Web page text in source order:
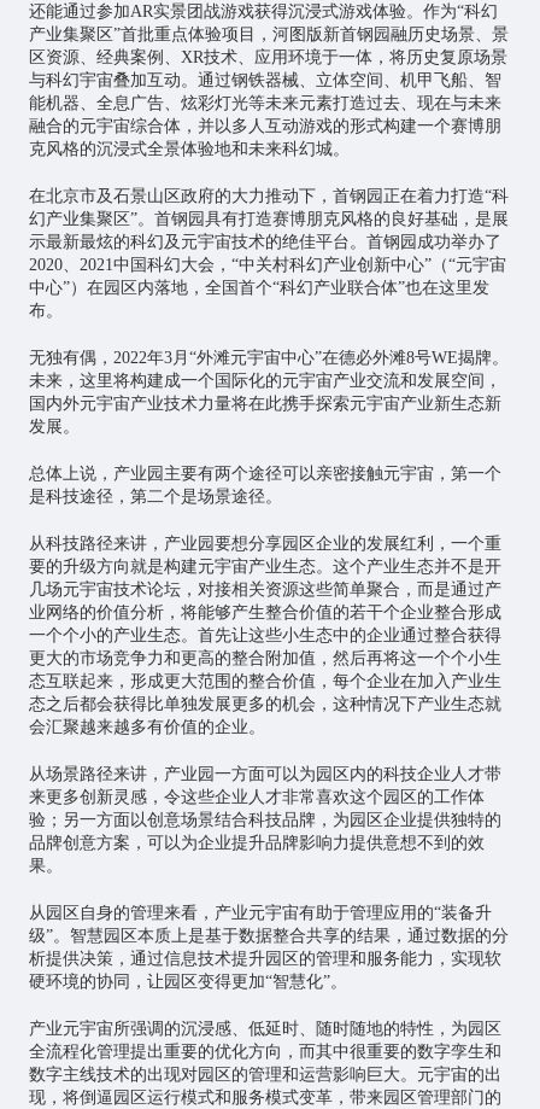
还能通过参加AR实景团战游戏获得沉浸式游戏体验。作为“科幻
产业集聚区”首批重点体验项目，河图版新首钢园融历史场景、景
区资源、经典案例、XR技术、应用环境于一体，将历史复原场景
与科幻宇宙叠加互动。通过钢铁器械、立体空间、机甲飞船、智
能机器、全息广告、炫彩灯光等未来元素打造过去、现在与未来
融合的元宇宙综合体，并以多人互动游戏的形式构建一个赛博朋
克风格的沉浸式全景体验地和未来科幻城。
在北京市及石景山区政府的大力推动下，首钢园正在着力打造“科
幻产业集聚区”。首钢园具有打造赛博朋克风格的良好基础，是展
示最新最炫的科幻及元宇宙技术的绝佳平台。首钢园成功举办了
2020、2021中国科幻大会，“中关村科幻产业创新中心”（“元宇宙
中心”）在园区内落地，全国首个“科幻产业联合体”也在这里发
布。
无独有偶，2022年3月“外滩元宇宙中心”在德必外滩8号WE揭牌。
未来，这里将构建成一个国际化的元宇宙产业交流和发展空间，
国内外元宇宙产业技术力量将在此携手探索元宇宙产业新生态新
发展。
总体上说，产业园主要有两个途径可以亲密接触元宇宙，第一个
是科技途径，第二个是场景途径。
从科技路径来讲，产业园要想分享园区企业的发展红利，一个重
要的升级方向就是构建元宇宙产业生态。这个产业生态并不是开
几场元宇宙技术论坛，对接相关资源这些简单聚合，而是通过产
业网络的价值分析，将能够产生整合价值的若干个企业整合形成
一个个小的产业生态。首先让这些小生态中的企业通过整合获得
更大的市场竞争力和更高的整合附加值，然后再将这一个个小生
态互联起来，形成更大范围的整合价值，每个企业在加入产业生
态之后都会获得比单独发展更多的机会，这种情况下产业生态就
会汇聚越来越多有价值的企业。
从场景路径来讲，产业园一方面可以为园区内的科技企业人才带
来更多创新灵感，令这些企业人才非常喜欢这个园区的工作体
验；另一方面以创意场景结合科技品牌，为园区企业提供独特的
品牌创意方案，可以为企业提升品牌影响力提供意想不到的效
果。
从园区自身的管理来看，产业元宇宙有助于管理应用的“装备升
级”。智慧园区本质上是基于数据整合共享的结果，通过数据的分
析提供决策，通过信息技术提升园区的管理和服务能力，实现软
硬环境的协同，让园区变得更加“智慧化”。
产业元宇宙所强调的沉浸感、低延时、随时随地的特性，为园区
全流程化管理提出重要的优化方向，而其中很重要的数字孪生和
数字主线技术的出现对园区的管理和运营影响巨大。元宇宙的出
现，将倒逼园区运行模式和服务模式变革，带来园区管理部门的